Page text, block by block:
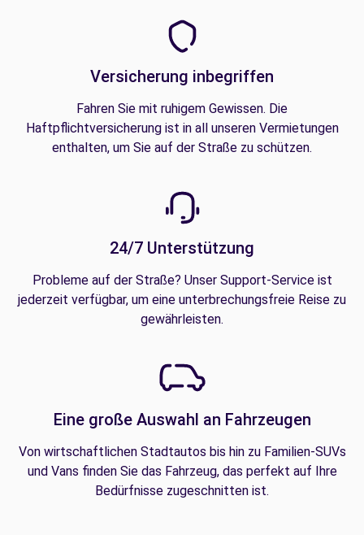
Versicherung inbegriffen
Fahren Sie mit ruhigem Gewissen. Die
Haftpflichtversicherung ist in all unseren Vermietungen
enthalten, um Sie auf der Straße zu schützen.
24/7 Unterstützung
Probleme auf der Straße? Unser Support-Service ist
jederzeit verfügbar, um eine unterbrechungsfreie Reise zu
gewährleisten.
Eine große Auswahl an Fahrzeugen
Von wirtschaftlichen Stadtautos bis hin zu Familien-SUVs
und Vans finden Sie das Fahrzeug, das perfekt auf Ihre
Bedürfnisse zugeschnitten ist.